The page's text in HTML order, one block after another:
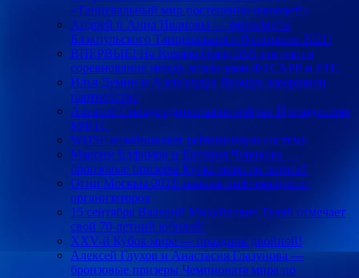
«Танцевальный мир постепенно оживает!»
Андрей и Анна Ивановы — финалисты
Блэкпульского Танцевального Фестиваля 2021!
ВПЕРВЫЕ! На Russian Open 2021 состоятся
соревнования между командами ФТСАРР и РТС
Илья Демин и Александра Ярощук завершили
партнерство
Алексей Сильде единогласно избран Президентом
МФТС
WDSF возобновляет рейтинговую систему
Максим Елфимов и Евгения Чурикова —
бронзовые призеры Кубка мира по латине!
Огни Москвы 2021: важная информация от
организаторов
15 сентября Валерий Михайлович Гулай отмечает
свой 70-летний юбилей!
XXV-й Кубок мира — праздник двойной!
Алексей Глухов и Анастасия Глазунова —
бронзовые призеры Чемпионата мира по